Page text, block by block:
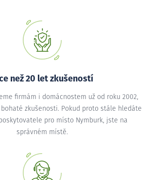
než 20 let zkušeností
firmám i domácnostem už od roku 2002,
zkušenosti. Pokud proto stále hledáte
pro místo Nymburk, jste na
správném místě.